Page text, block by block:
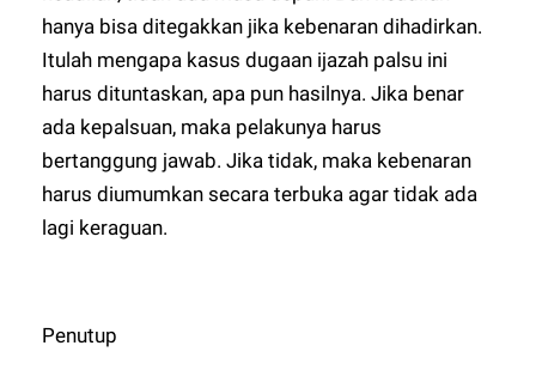
hanya bisa ditegakkan jika kebenaran dihadirkan.
Itulah mengapa kasus dugaan ijazah palsu ini
harus dituntaskan, apa pun hasilnya. Jika benar
ada kepalsuan, maka pelakunya harus
bertanggung jawab. Jika tidak, maka kebenaran
harus diumumkan secara terbuka agar tidak ada
lagi keraguan.
Penutup